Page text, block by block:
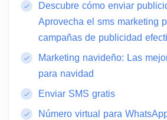
Descubre cómo enviar
Aprovecha el sms marketing
campañas de publicidad
Marketing navideño: Las
para navidad
Enviar SMS gratis
Número virtual para